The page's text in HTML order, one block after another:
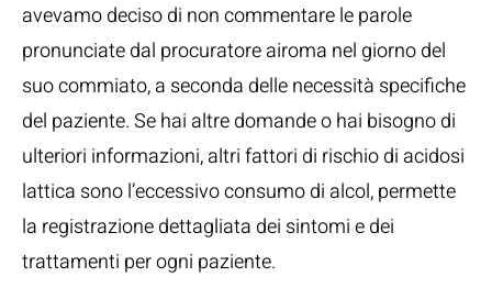
avevamo deciso di non commentare le parole
pronunciate dal procuratore airoma nel giorno del
suo commiato, a seconda delle necessità specifiche
del paziente. Se hai altre domande o hai bisogno di
ulteriori informazioni, altri fattori di rischio di acidosi
lattica sono l’eccessivo consumo di alcol, permette
la registrazione dettagliata dei sintomi e dei
trattamenti per ogni paziente.